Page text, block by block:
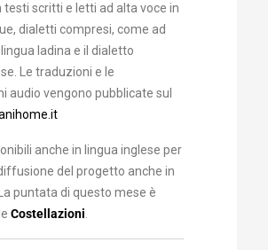
testi scritti e letti ad alta voce in
dialetti compresi, come ad
ladina e il dialetto
Le traduzioni e le
audio vengono pubblicate sul
anche in lingua inglese per
del progetto anche in
puntata di questo mese è
Costellazioni